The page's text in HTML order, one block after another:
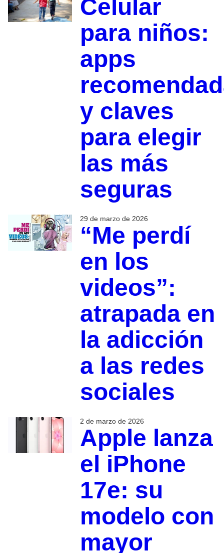
Celular
para niños:
apps
y claves
para elegir
las más
seguras
29 de marzo de 2026
“Me perdí
en los
videos”:
atrapada en
la adicción
a las redes
sociales
2 de marzo de 2026
Apple lanza
el iPhone
17e: su
modelo con
mayor